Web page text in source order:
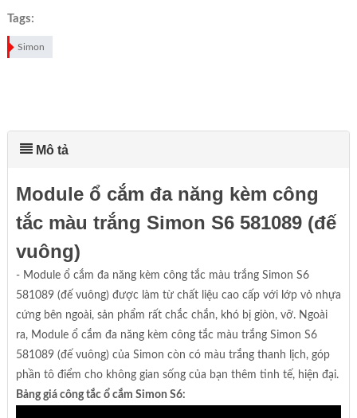
Tags:
Simon
Mô tả
Module ổ cắm đa năng kèm công
tắc màu trắng Simon S6 581089 (đế
vuông)
- Module ổ cắm đa năng kèm công tắc màu trắng Simon S6
581089 (đế vuông) được làm từ chất liệu cao cấp với lớp vỏ nhựa
cứng bên ngoài, sản phẩm rất chắc chắn, khó bị giòn, vỡ. Ngoài
ra, Module ổ cắm đa năng kèm công tắc màu trắng Simon S6
581089 (đế vuông) của Simon còn có màu trắng thanh lịch, góp
phần tô điểm cho không gian sống của bạn thêm tinh tế, hiện đại.
Bảng giá công tắc ổ cắm Simon S6: